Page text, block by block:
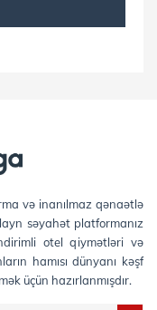
və inanılmaz qənaətlə
səyahət platformanız
otel qiymətləri və
hamısı dünyanı kəşf
üçün hazırlanmışdır.